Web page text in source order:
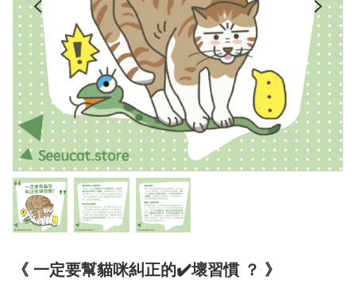
《 一定要幫貓咪糾正的✔️壞習慣 ？ 》